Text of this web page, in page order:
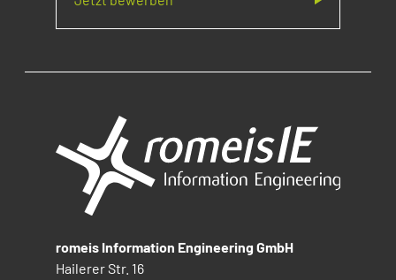
romeis Information Engineering GmbH
Hailerer Str. 16